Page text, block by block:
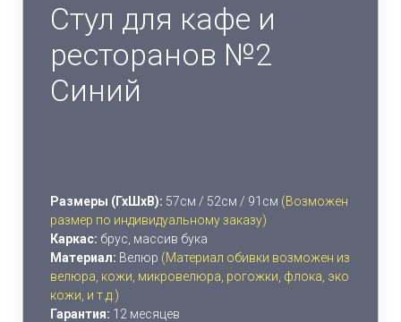
Стул для кафе и
ресторанов №2
Синий
Размеры (ГхШхВ): 57см / 52см / 91см (Возможен
размер по индивидуальному заказу)
Каркас: брус, массив бука
Материал: Велюр (Материал обивки возможен из
велюра, кожи, микровелюра, рогожки, флока, эко
кожи, и т.д.)
Гарантия: 12 месяцев